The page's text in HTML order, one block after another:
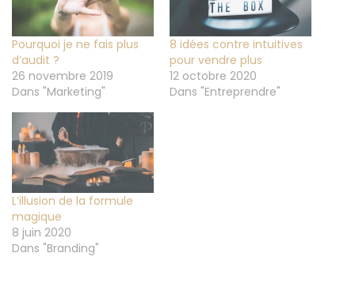
Pourquoi je ne fais plus
d’audit ?
26 novembre 2019
Dans "Marketing"
8 idées contre intuitives
pour vendre plus
12 octobre 2020
Dans "Entreprendre"
L’illusion de la formule
magique
8 juin 2020
Dans "Branding"